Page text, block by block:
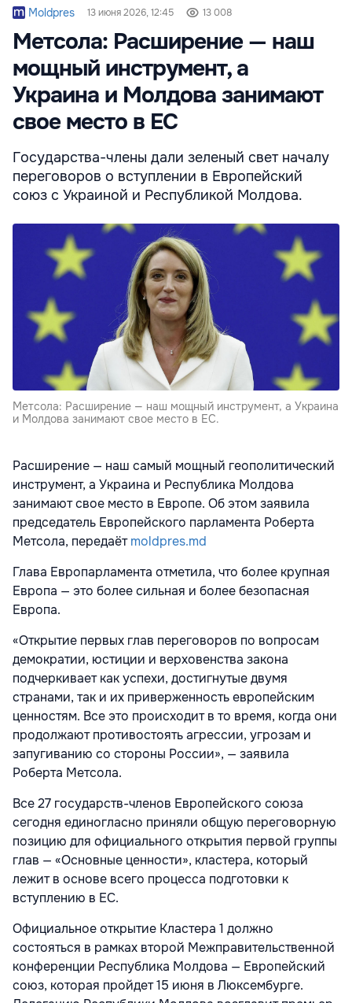
Moldpres 13 июня 2026, 12:45 13 008
Метсола: Расширение — наш
мощный инструмент, а
Украина и Молдова занимают
свое место в ЕС
Государства-члены дали зеленый свет началу
переговоров о вступлении в Европейский
союз с Украиной и Республикой Молдова.
Метсола: Расширение — наш мощный инструмент, а Украина
и Молдова занимают свое место в ЕС.
Расширение — наш самый мощный геополитический
инструмент, а Украина и Республика Молдова
занимают свое место в Европе. Об этом заявила
председатель Европейского парламента Роберта
Метсола, передаётmoldpres.md
Глава Европарламента отметила, что более крупная
Европа — это более сильная и более безопасная
Европа.
«Открытие первых глав переговоров по вопросам
демократии, юстиции и верховенства закона
подчеркивает как успехи, достигнутые двумя
странами, так и их приверженность европейским
ценностям. Все это происходит в то время, когда они
продолжают противостоять агрессии, угрозам и
запугиванию со стороны России», — заявила
Роберта Метсола.
Все 27 государств-членов Европейского союза
сегодня единогласно приняли общую переговорную
позицию для официального открытия первой группы
глав — «Основные ценности», кластера, который
лежит в основе всего процесса подготовки к
вступлению в ЕС.
Официальное открытие Кластера 1 должно
состояться в рамках второй Межправительственной
конференции Республика Молдова — Европейский
союз, которая пройдет 15 июня в Люксембурге.